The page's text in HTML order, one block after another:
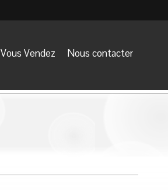
Vous Vendez Nous contacter